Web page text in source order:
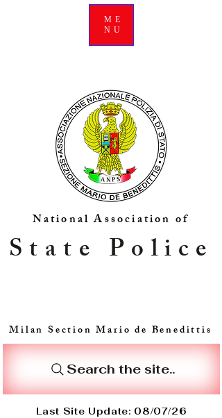
ME
NU
National Association of
Milan Section Mario de Benedittis
Search the site..
State Police
Last Site Update: 08/07/26